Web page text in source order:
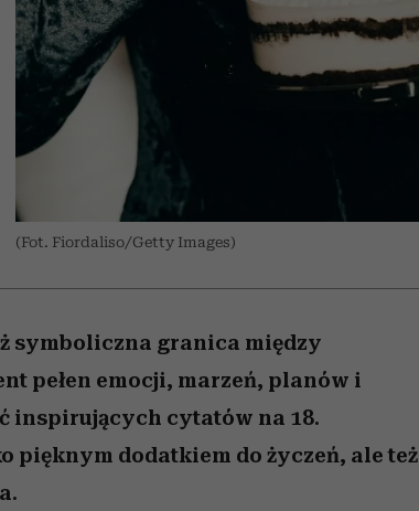
najbardziej pożądane
ubrania i marki sezonu
(Fot. Fiordaliso/Getty Images)
symboliczna granica między
pełen emocji, marzeń, planów i
inspirujących cytatów na 18.
pięknym dodatkiem do życzeń, ale też